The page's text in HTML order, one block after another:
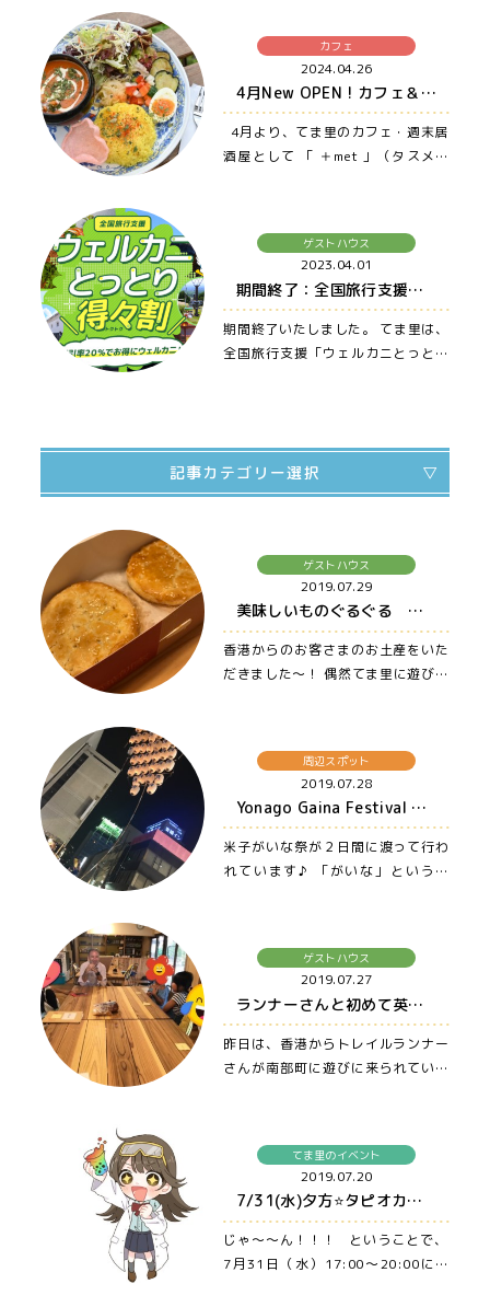
カフェ
2024.04.26
4月New OPEN ! カフェ＆週末居酒屋 ＋met （タスメット）
4月より、てま里のカフェ・週末居
酒屋として 「 ＋met 」（タスメッ
ゲストハウス
2023.04.01
期間終了：全国旅行支援ウェルカニとっとり得得割❤️ 〜大山・米子・松江まで車でアクセス良の宿、ゲストハウス てま里〜
期間終了いたしました。 てま里は、
全国旅行支援「ウェルカニとっとり
記事カテゴリー選択
てま里のイベント
カフェ
ゲストハウス
里山の遊び・体験教室
里人紹介
その他
ゲストハウス
2019.07.29
美味しいものぐるぐる 〜大山・米子・松江まで車ですぐの宿、ゲストハウス てま里〜
香港からのお客さまのお土産をいた
だきました〜！ 偶然てま里に遊びに
周辺スポット
2019.07.28
Yonago Gaina Festival 〜大山・米子・松江まで車ですぐの宿、ゲストハウス てま里〜
米子がいな祭が２日間に渡って行わ
れています♪ 「がいな」というの
ゲストハウス
2019.07.27
ランナーさんと初めて英語でお話 〜大山・米子・松江まで車ですぐの宿、ゲストハウス てま里〜
昨日は、香港からトレイルランナー
さんが南部町に遊びに来られていま
てま里のイベント
2019.07.20
7/31(水)夕方⭐️タピオカ販売します〜！ 〜大山・米子・松江まで車ですぐの宿、ゲストハウス てま里〜
じゃ〜〜ん！！！ ということで、
7月31日（水）17:00〜20:00に、